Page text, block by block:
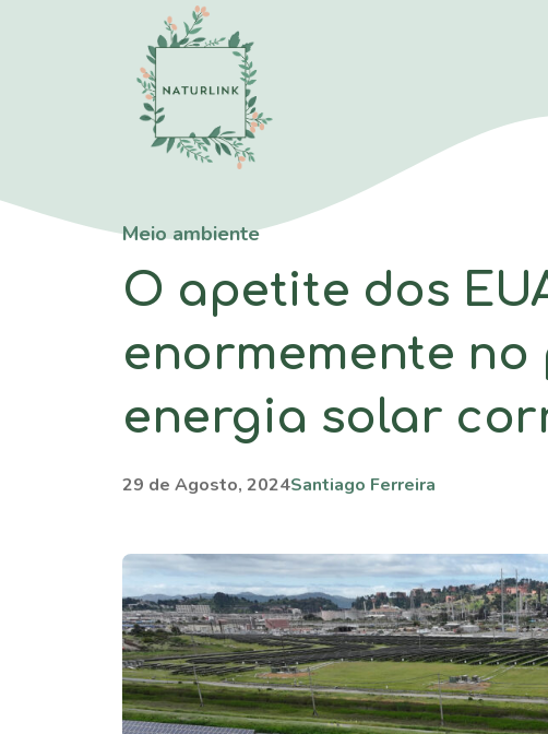
Meio ambiente
O apetite dos
enormemente no
energia solar
29 de Agosto, 2024Santiago Ferreira